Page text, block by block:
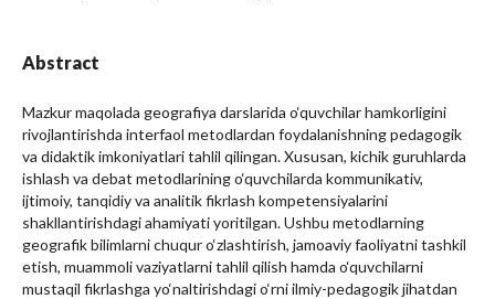
Abstract
Mazkur maqolada geografiya darslarida o‘quvchilar hamkorligini
rivojlantirishda interfaol metodlardan foydalanishning pedagogik
va didaktik imkoniyatlari tahlil qilingan. Xususan, kichik guruhlarda
ishlash va debat metodlarining o‘quvchilarda kommunikativ,
ijtimoiy, tanqidiy va analitik fikrlash kompetensiyalarini
shakllantirishdagi ahamiyati yoritilgan. Ushbu metodlarning
geografik bilimlarni chuqur o‘zlashtirish, jamoaviy faoliyatni tashkil
etish, muammoli vaziyatlarni tahlil qilish hamda o‘quvchilarni
mustaqil fikrlashga yo‘naltirishdagi o‘rni ilmiy-pedagogik jihatdan